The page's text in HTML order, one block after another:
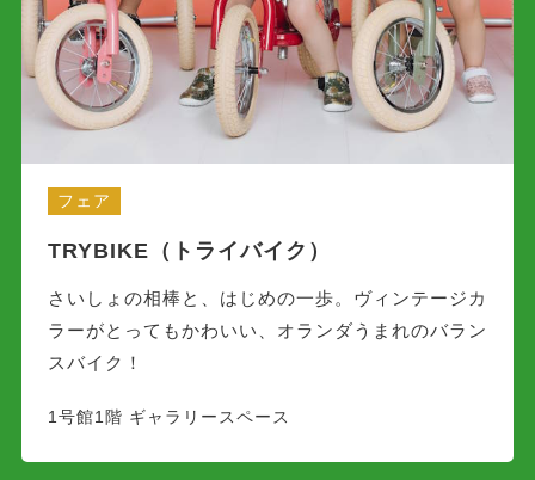
フェア
TRYBIKE（トライバイク）
さいしょの相棒と、はじめの一歩。ヴィンテージカ
ラーがとってもかわいい、オランダうまれのバラン
スバイク！
1号館1階 ギャラリースペース